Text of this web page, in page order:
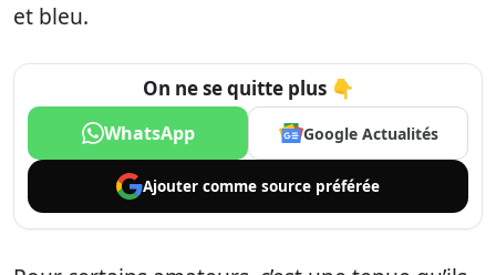
et bleu.
On ne se quitte plus 👇
WhatsApp Google Actualités
Ajouter comme source préférée